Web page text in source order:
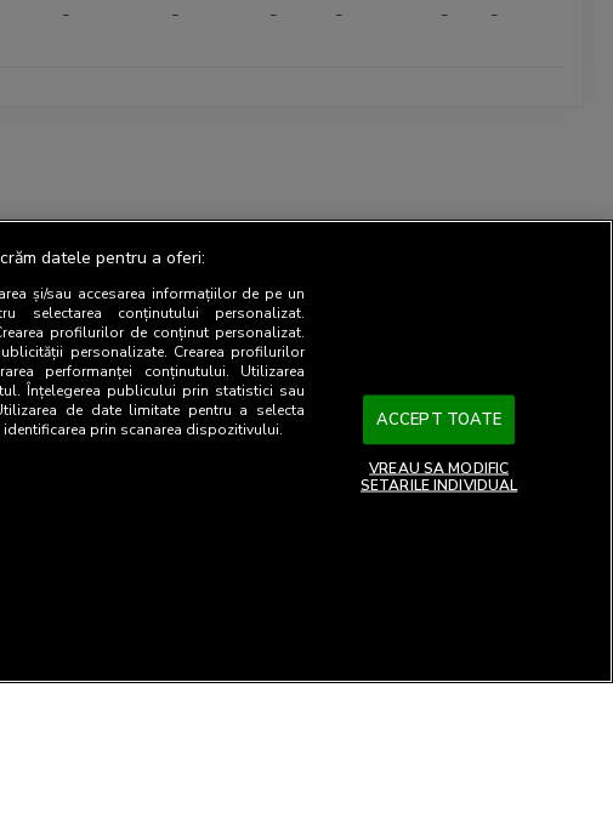
- - - - - -
datele pentru a oferi:
și/sau accesarea informațiilor de pe un
selectarea conținutului personalizat.
profilurilor de conținut personalizat.
personalizate. Crearea profilurilor
performanței conținutului. Utilizarea
Înțelegerea publicului prin statistici sau
de date limitate pentru a selecta
prin scanarea dispozitivului.
ACCEPT TOATE
VREAU SA MODIFIC
SETARILE INDIVIDUAL